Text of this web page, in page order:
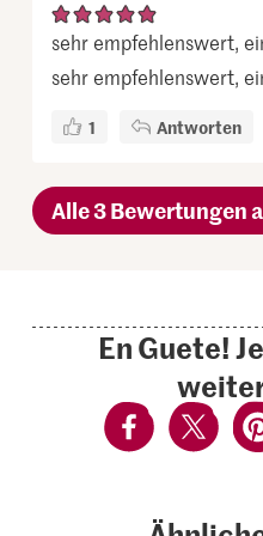
sehr empfehlenswert,
sehr empfehlenswert,
1 Antworten
Alle 3 Bewertungen
En Guete!